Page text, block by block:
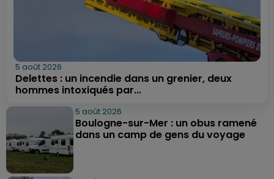
5 août 2026
Delettes : un incendie dans un grenier, deux
hommes intoxiqués par...
5 août 2026
Boulogne-sur-Mer : un obus ramené
dans un camp de gens du voyage